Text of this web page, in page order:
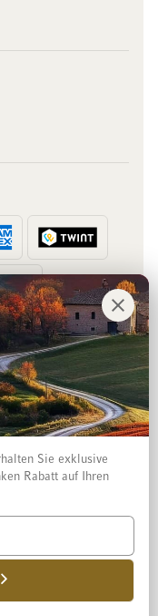
Sie exklusive
Rabatt auf Ihren